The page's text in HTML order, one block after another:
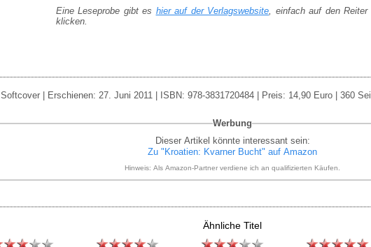
Eine Leseprobe gibt es hier auf der Verlagswebsite, einfach auf den Reiter
klicken.
Softcover | Erschienen: 27. Juni 2011 | ISBN: 978-3831720484 | Preis: 14,90 Euro | 360
Werbung
Dieser Artikel könnte interessant sein:
Zu "Kroatien: Kvarner Bucht" auf Amazon
Hinweis: Als Amazon-Partner verdiene ich an qualifizierten Käufen.
Ähnliche Titel